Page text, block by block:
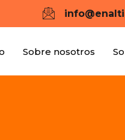
Sobre nosotros